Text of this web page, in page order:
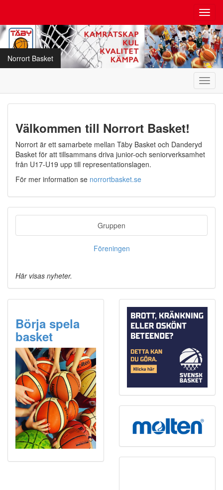
Norrort Basket
Välkommen till Norrort Basket!
Norrort är ett samarbete mellan Täby Basket och Danderyd
Basket för att tillsammans driva junior-och seniorverksamhet
från U17-U19 upp till representationslagen.
För mer information se norrortbasket.se
Gruppen
Föreningen
Här visas nyheter.
Börja spela
basket